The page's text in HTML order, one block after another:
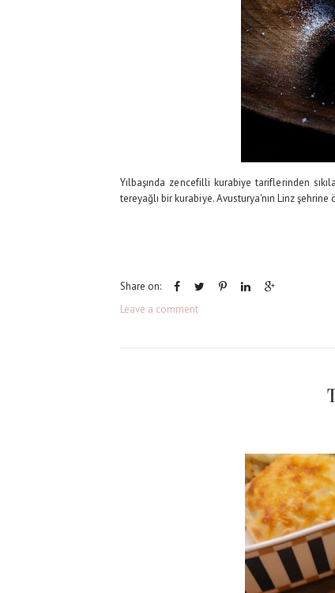
Yılbaşında zencefilli kurabiye tariflerinden
tereyağlı bir kurabiye. Avusturya'nın Linz
Share on:
Leave a comment